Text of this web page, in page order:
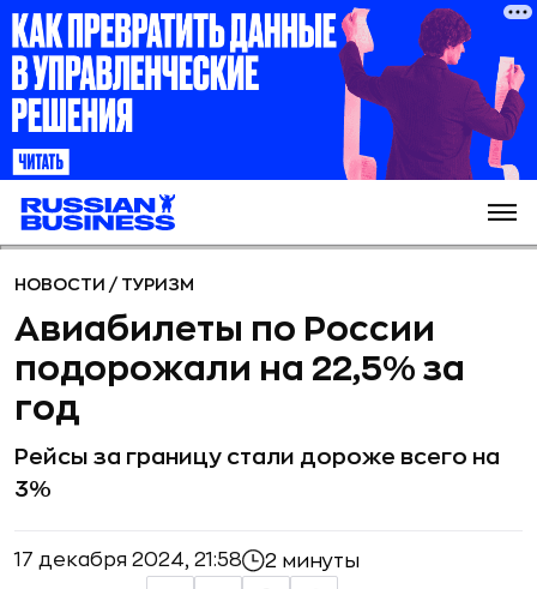
НОВОСТИ / ТУРИЗМ
Авиабилеты по России
подорожали на 22,5% за
год
Рейсы за границу стали дороже всего на
3%
17 декабря 2024, 21:58 2 минуты